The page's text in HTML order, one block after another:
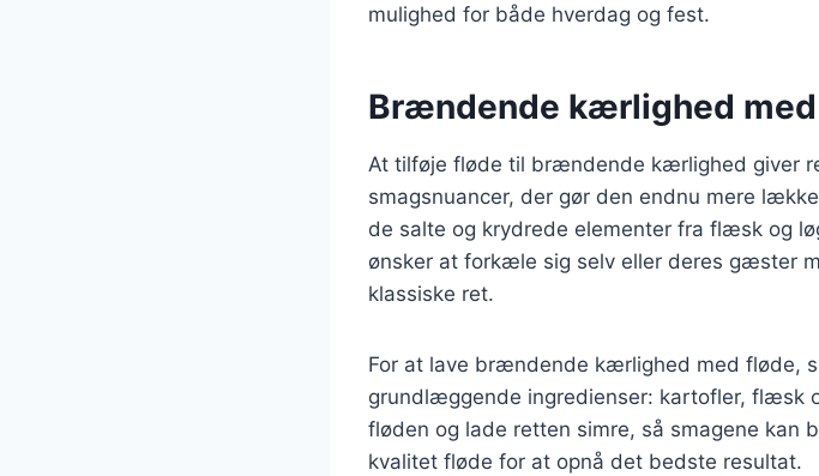
mulighed for både hverdag og fest.
Brændende kærlighed
At tilføje fløde til brændende kærlighed giver
smagsnuancer, der gør den endnu mere
de salte og krydrede elementer fra flæsk og
ønsker at forkæle sig selv eller deres gæster
klassiske ret.
For at lave brændende kærlighed med fløde,
grundlæggende ingredienser: kartofler, flæsk
fløden og lade retten simre, så smagene kan
kvalitet fløde for at opnå det bedste resultat.